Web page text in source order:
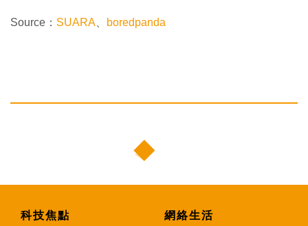
Source： SUARA boredpanda
科技焦點 網絡生活